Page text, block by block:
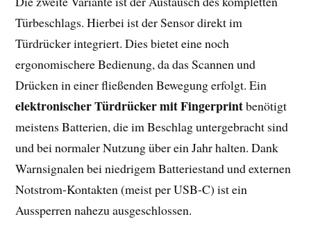
Türbeschlags. Hierbei ist der Sensor direkt im
Türdrücker integriert. Dies bietet eine noch
ergonomischere Bedienung, da das Scannen und
Drücken in einer fließenden Bewegung erfolgt. Ein
elektronischer Türdrücker mit Fingerprintbenötigt
meistens Batterien, die im Beschlag untergebracht sind
und bei normaler Nutzung über ein Jahr halten. Dank
Warnsignalen bei niedrigem Batteriestand und externen
Notstrom-Kontakten (meist per USB-C) ist ein
Aussperren nahezu ausgeschlossen.